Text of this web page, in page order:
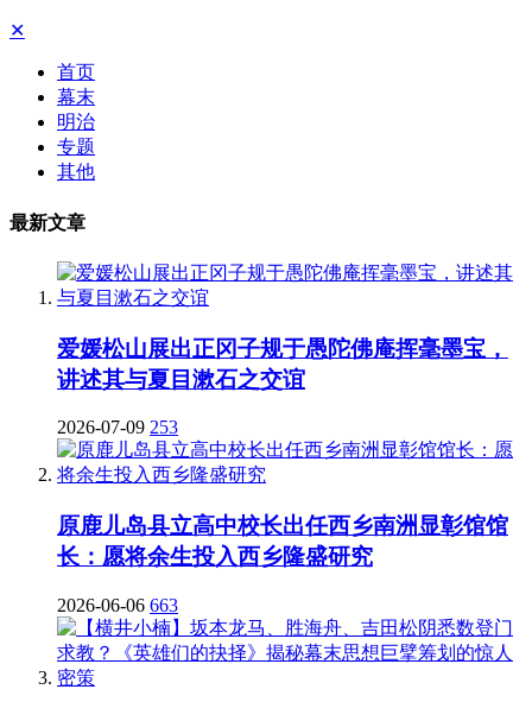
✕
首页
幕末
明治
专题
其他
最新文章
爱媛松山展出正冈子规于愚陀佛庵挥毫墨宝，
讲述其与夏目漱石之交谊
2026-07-09 253
原鹿儿岛县立高中校长出任西乡南洲显彰馆馆
长：愿将余生投入西乡隆盛研究
2026-06-06 663